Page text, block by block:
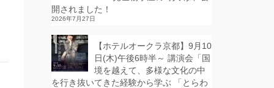
開されました！
2026年7月27日
【ホテルオークラ京都】9月10
日(木)午後6時半～ 講演会「国
境を越えて、多様な文化の中
を行き抜いてきた経験から学ぶ 「とらわ